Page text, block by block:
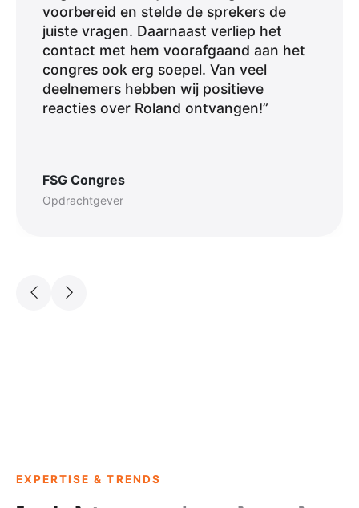
voorbereid en stelde de sprekers de
juiste vragen. Daarnaast verliep het
contact met hem voorafgaand aan het
congres ook erg soepel. Van veel
deelnemers hebben wij positieve
reacties over Roland ontvangen!”
FSG Congres
Opdrachtgever
EXPERTISE & TRENDS